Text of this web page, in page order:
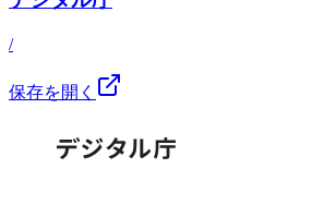
/
保存を開く